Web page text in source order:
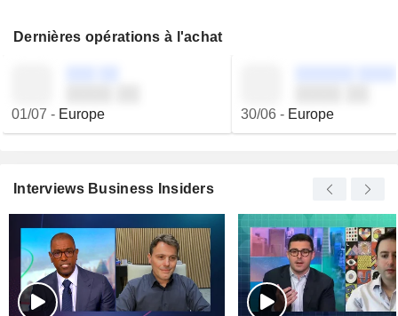
Dernières opérations à l'achat
01/07 - Europe 30/06- Europe
Interviews Business Insiders